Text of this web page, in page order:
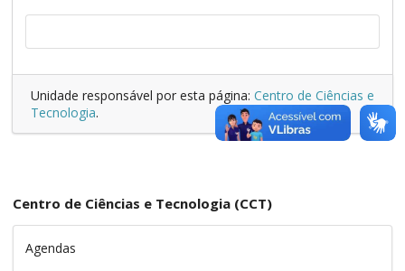
Unidade responsável por esta página: Centro de Ciências e
Tecnologia.
Centro de Ciências e Tecnologia (CCT)
Agendas